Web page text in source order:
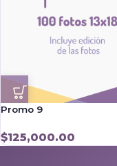
Promo 9
$125,000.00